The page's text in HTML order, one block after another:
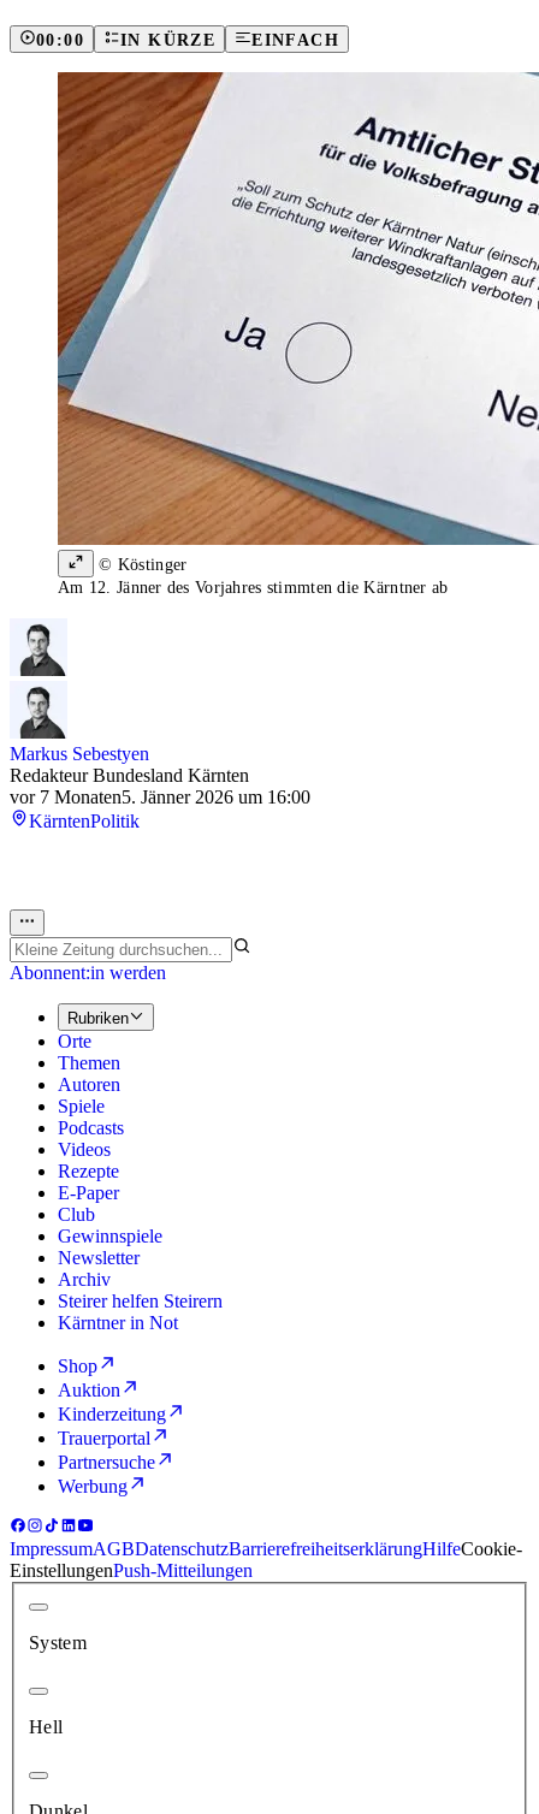
00:00 IN KÜRZE EINFACH
© Köstinger
Am 12. Jänner des Vorjahres stimmten die Kärntner ab
Markus Sebestyen
Redakteur Bundesland Kärnten
vor 7 Monaten5. Jänner 2026 um 16:00
KärntenPolitik
Abonnent:in werden
Rubriken
Orte
Themen
Autoren
Spiele
Podcasts
Videos
Rezepte
E-Paper
Club
Gewinnspiele
Newsletter
Archiv
Steirer helfen Steirern
Kärntner in Not
Shop
Auktion
Kinderzeitung
Trauerportal
Partnersuche
Werbung
ImpressumAGBDatenschutzBarrierefreiheitserklärungHilfeCookie-
EinstellungenPush-Mitteilungen
System
Hell